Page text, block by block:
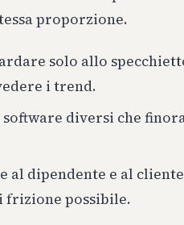
proporzione.
solo allo
i trend.
diversi che
al dipendente e al
frizione possibile.